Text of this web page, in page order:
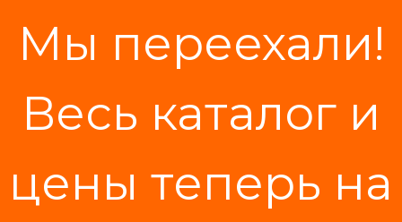
Мы переехали!
Весь каталог и
цены теперь на